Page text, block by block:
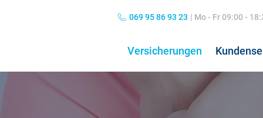
Versicherungen
069 95 86 93 23 | Mo - Fr 09:00 -